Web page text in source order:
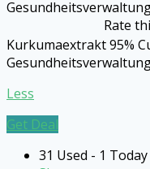
Rate
Kurkumaextrakt 95%
Less
Get Deal
31 Used - 1 Today